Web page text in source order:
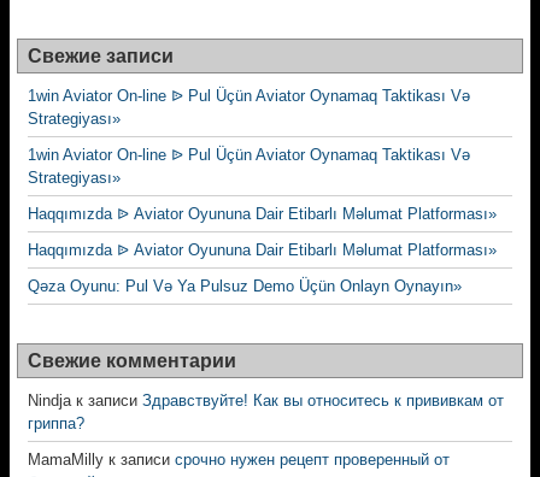
Свежие записи
1win Aviator On-line ᐉ Pul Üçün Aviator Oynamaq Taktikası Və
Strategiyası»
1win Aviator On-line ᐉ Pul Üçün Aviator Oynamaq Taktikası Və
Strategiyası»
Haqqımızda ᐉ Aviator Oyununa Dair Etibarlı Məlumat Platforması»
Haqqımızda ᐉ Aviator Oyununa Dair Etibarlı Məlumat Platforması»
Qəza Oyunu: Pul Və Ya Pulsuz Demo Üçün Onlayn Oynayın»
Свежие комментарии
Nindjaк записи Здравствуйте! Как вы относитесь к прививкам от
гриппа?
MamaMilly к записи срочно нужен рецепт проверенный от